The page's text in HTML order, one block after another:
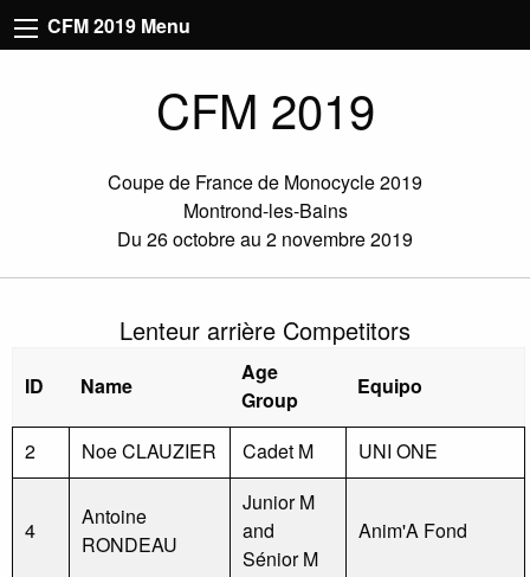
CFM 2019 Menu
CFM 2019
Coupe de France de Monocycle 2019
Montrond-les-Bains
Du 26 octobre au 2 novembre 2019
Lenteur arrière Competitors
ID Name
Age
Group
Equipo
2 Noe CLAUZIER Cadet M UNI ONE
4
Antoine
RONDEAU
Junior M
and
Sénior M
Anim'A Fond